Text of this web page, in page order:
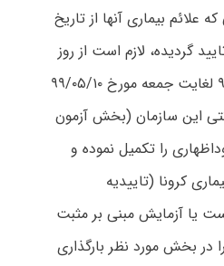
علائم بیماری آنها از تاریخ
گردیده، لازم است از روز
پنجشنبه مورخ ۹۹/۰۵/۰۹ لغایت جمعه مورخ ۹۹/۰۵/۱۰
این سازمان (بخش آزمون
را تکمیل نموده و
کرونا (تاییدیه
یا آزمایش مبنی بر مثبت
در بخش مورد نظر بارگذاری